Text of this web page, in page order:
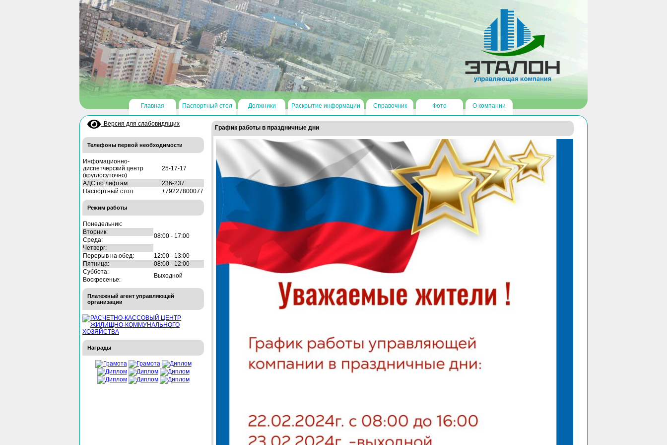
Главная Паспортный стол Должники Раскрытие информации Справочник Фото О компании
Версия для слабовидящих
Телефоны первой необходимости
Инфомационно-
диспетчерский центр
(круглосуточно)
25-17-17
АДС по лифтам
236-237
Паспортный стол
+79227800077
Режим работы
Понедельник:
08:00 - 17:00
Вторник:
Среда:
Четверг:
Перерыв на обед:
12:00 - 13:00
Пятница:
08:00 - 12:00
Суббота:
Выходной
Воскресенье:
Платежный агент управляющей
организации
Награды
График работы в праздничные дни